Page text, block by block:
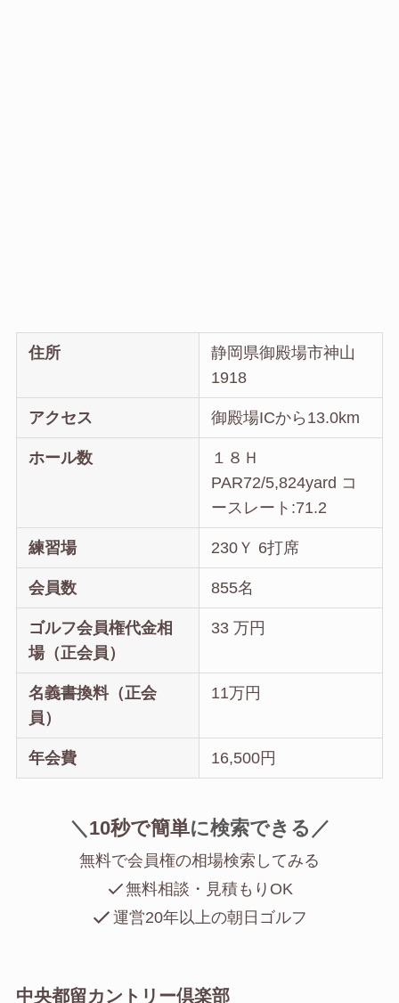
住所
静岡県御殿場市神山
1918
アクセス 御殿場ICから13.0km
ホール数
１８Ｈ
PAR72/5,824yard コ
ースレート:71.2
練習場 230Ｙ 6打席
会員数 855名
ゴルフ会員権代金相
場（正会員）
33 万円
名義書換料（正会
員）
11万円
年会費 16,500円
＼ 10秒で簡単に検索できる／
無料で会員権の相場検索してみる
無料相談・見積もりOK
運営20年以上の朝日ゴルフ
中央都留カントリー倶楽部